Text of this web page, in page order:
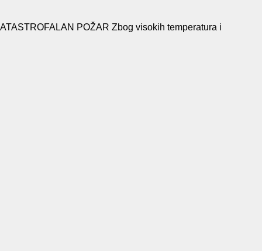
POŽAR Zbog visokih temperatura i